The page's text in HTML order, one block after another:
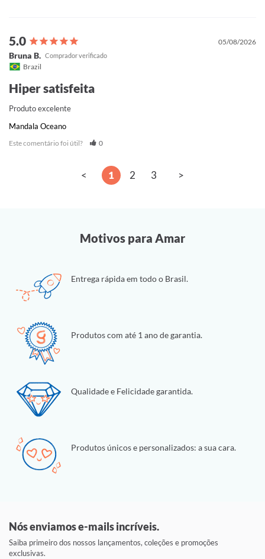
05/08/2026
Bruna B.
Brazil
Hiper satisfeita
Produto excelente
Mandala Oceano
Este comentário foi útil? 0
< 1 2 3 >
Motivos para Amar
Entrega rápida em todo o Brasil.
Produtos com até 1 ano de garantia.
Qualidade e Felicidade garantida.
Produtos únicos e personalizados: a sua cara.
Nós enviamos e-mails incríveis.
Saiba primeiro dos nossos lançamentos, coleções e promoções
exclusivas.